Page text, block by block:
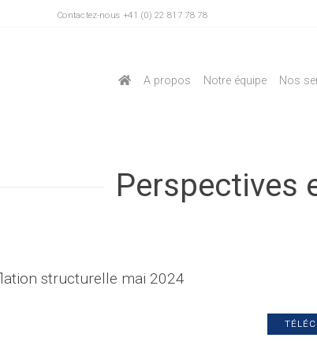
Contactez-nous +41 (0) 22 817 78 78
A propos Notre équipe Nos
Perspectives
structurelle mai 2024